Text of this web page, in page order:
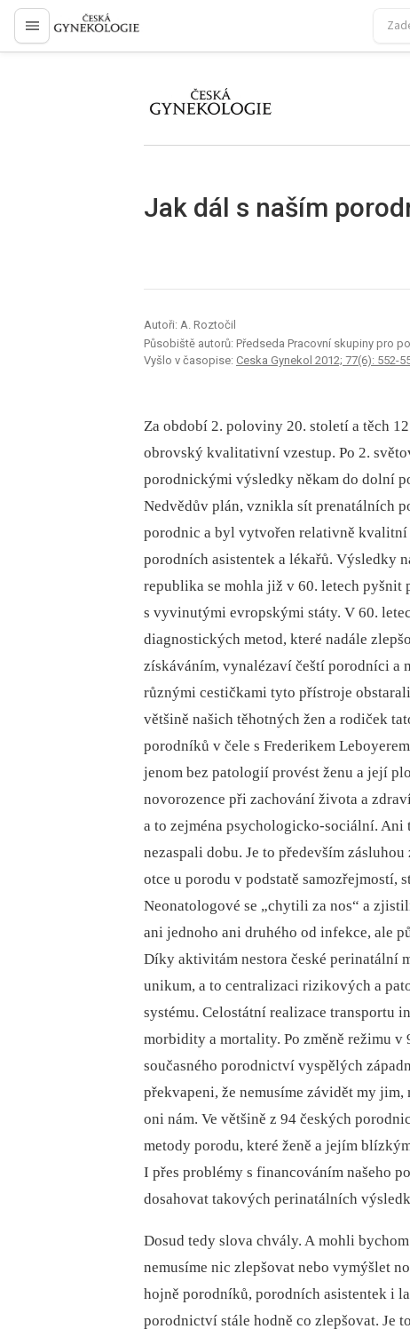
proLékaře.cz
proLékaře.cz
Jak dál s naším
Autoři: A. Roztočil
Působiště autorů: Předseda Pracovní skupiny pro
Vyšlo v časopise: Ceska Gynekol 2012; 77(6): 552-
Za období 2. poloviny 20. století a těch
obrovský kvalitativní vzestup. Po 2.
porodnickými výsledky někam do dolní
Nedvědův plán, vznikla sít prenatálních
porodnic a byl vytvořen relativně kvalitní
porodních asistentek a lékařů. Výsledky
republika se mohla již v 60. letech
s vyvinutými evropskými státy. V 60.
diagnostických metod, které nadále
získáváním, vynalézaví čeští porodníci a
různými cestičkami tyto přístroje
většině našich těhotných žen a rodiček
porodníků v čele s Frederikem
jenom bez patologií provést ženu a její
novorozence při zachování života a
a to zejména psychologicko-sociální.
nezaspali dobu. Je to především
otce u porodu v podstatě samozřejmostí,
Neonatologové se „chytili za nos“ a
ani jednoho ani druhého od infekce, ale
Díky aktivitám nestora české perinatální
unikum, a to centralizaci rizikových a
systému. Celostátní realizace transportu
morbidity a mortality. Po změně režimu v
současného porodnictví vyspělých
překvapeni, že nemusíme závidět my
oni nám. Ve většině z 94 českých
metody porodu, které ženě a jejím
I přes problémy s financováním našeho
dosahovat takových perinatálních
Dosud tedy slova chvály. A mohli
nemusíme nic zlepšovat nebo vymýšlet
hojně porodníků, porodních asistentek i
porodnictví stále hodně co zlepšovat. Je